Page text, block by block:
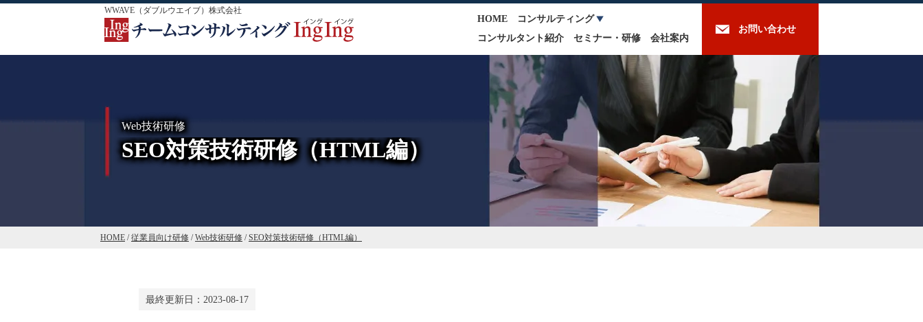
WWAVE（ダブルウエイブ）株式会社
お問い合わせ
HOME
コンサルティング
コンサルタント紹介
セミナー・研修 会社案内
Web技術研修
SEO対策技術研修（HTML編）
HOME /従業員向け研修 /Web技術研修 /SEO対策技術研修（HTML編）
最終更新日： 2023-08-17